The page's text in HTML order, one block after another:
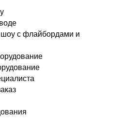
с флайбордами и